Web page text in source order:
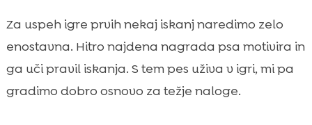
Za uspeh igre prvih nekaj iskanj naredimo zelo
enostavna. Hitro najdena nagrada psa motivira in
ga uči pravil iskanja. S tem pes uživa v igri, mi pa
gradimo dobro osnovo za težje naloge.